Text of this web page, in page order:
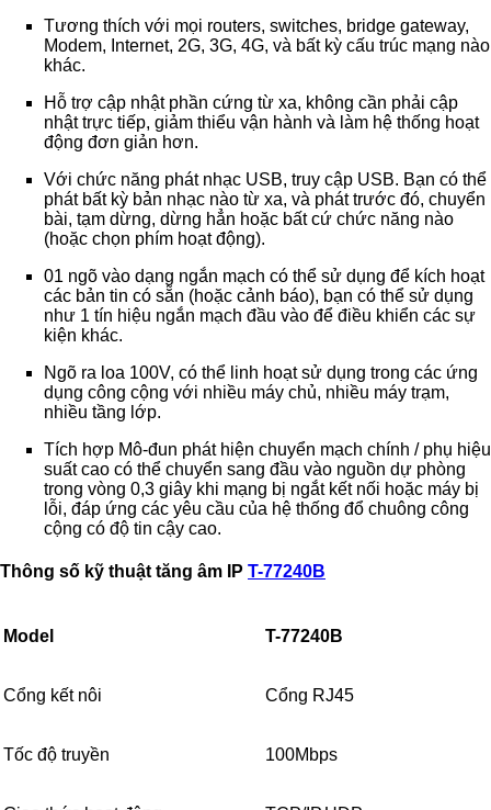
Tương thích với mọi routers, switches, bridge gateway,
Modem, Internet, 2G, 3G, 4G, và bất kỳ cấu trúc mạng nào
khác.
Hỗ trợ cập nhật phần cứng từ xa, không cần phải cập
nhật trực tiếp, giảm thiểu vận hành và làm hệ thống hoạt
động đơn giản hơn.
Với chức năng phát nhạc USB, truy cập USB. Bạn có thể
phát bất kỳ bản nhạc nào từ xa, và phát trước đó, chuyển
bài, tạm dừng, dừng hẳn hoặc bất cứ chức năng nào
(hoặc chọn phím hoạt động).
01 ngõ vào dạng ngắn mạch có thể sử dụng để kích hoạt
các bản tin có sẵn (hoặc cảnh báo), bạn có thể sử dụng
như 1 tín hiệu ngắn mạch đầu vào để điều khiển các sự
kiện khác.
Ngõ ra loa 100V, có thể linh hoạt sử dụng trong các ứng
dụng công cộng với nhiều máy chủ, nhiều máy trạm,
nhiều tầng lớp.
Tích hợp Mô-đun phát hiện chuyển mạch chính / phụ hiệu
suất cao có thể chuyển sang đầu vào nguồn dự phòng
trong vòng 0,3 giây khi mạng bị ngắt kết nối hoặc máy bị
lỗi, đáp ứng các yêu cầu của hệ thống đổ chuông công
cộng có độ tin cậy cao.
Thông số kỹ thuật tăng âm IP T-77240B
Model T-77240B
Cổng kết nôi Cổng RJ45
Tốc độ truyền 100Mbps